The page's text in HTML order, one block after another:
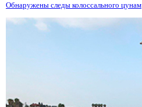
Обнаружены следы колоссального цунам